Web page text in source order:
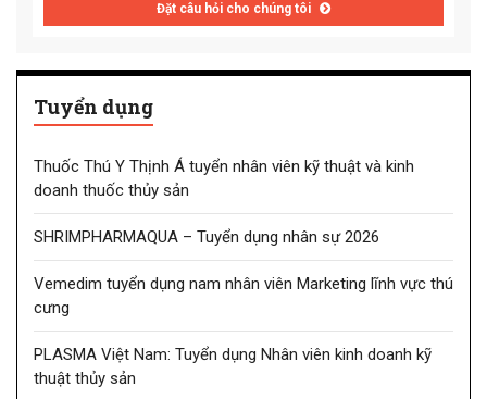
Đặt câu hỏi cho chúng tôi
Tuyển dụng
Thuốc Thú Y Thịnh Á tuyển nhân viên kỹ thuật và kinh
doanh thuốc thủy sản
SHRIMPHARMAQUA – Tuyển dụng nhân sự 2026
Vemedim tuyển dụng nam nhân viên Marketing lĩnh vực thú
cưng
PLASMA Việt Nam: Tuyển dụng Nhân viên kinh doanh kỹ
thuật thủy sản